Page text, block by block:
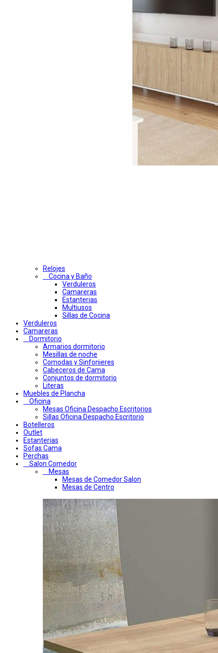
Relojes
Cocina y Baño
Verduleros
Camareras
Estanterias
Multiusos
Sillas de Cocina
Verduleros
Camareras
Dormitorio
Armarios dormitorio
Mesillas de noche
Comodas y Sinfonieres
Cabeceros de Cama
Conjuntos de dormitorio
Literas
Muebles de Plancha
Oficina
Mesas Oficina Despacho Escritorios
Sillas Oficina Despacho Escritorio
Botelleros
Outlet
Estanterias
Sofas Cama
Perchas
Salon Comedor
Mesas
Mesas de Comedor Salon
Mesas de Centro